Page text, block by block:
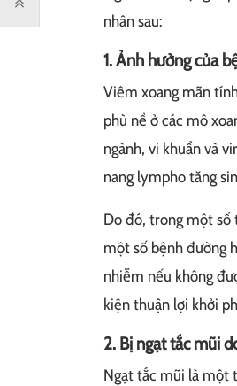
nhân sau:
1. Ảnh hưởng của
Viêm xoang mãn
phù nề ở các mô
ngành, vi khuẩn và
nang lympho tăng
Do đó, trong một số
một số bệnh đường
nhiễm nếu không
kiện thuận lợi khởi
2. Bị ngạt tắc mũi
Ngạt tắc mũi là một